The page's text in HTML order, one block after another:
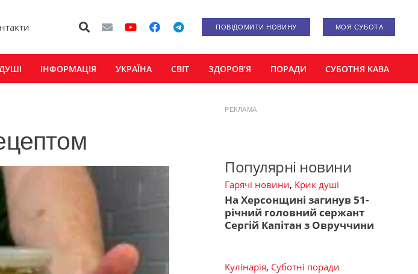
ПОВІДОМИТИ НОВИНУ МОЯ СУБОТА
ІНФОРМАЦІЯ УКРАЇНА СВІТ ЗДОРОВ’Я ПОРАДИ СУБОТНЯ КАВА
РЕКЛАМА
Популярні новини
Гарячі новини, Крик душі
На Херсонщині загинув 51-
річний головний сержант
Сергій Капітан з Овруччини
Кулінарія, Суботні поради